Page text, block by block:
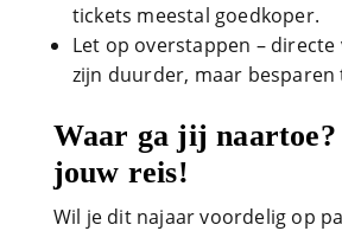
tickets meestal goedkoper.
Let op overstappen –
zijn duurder, maar besparen
Waar ga jij naartoe?
jouw reis!
Wil je dit najaar voordelig op